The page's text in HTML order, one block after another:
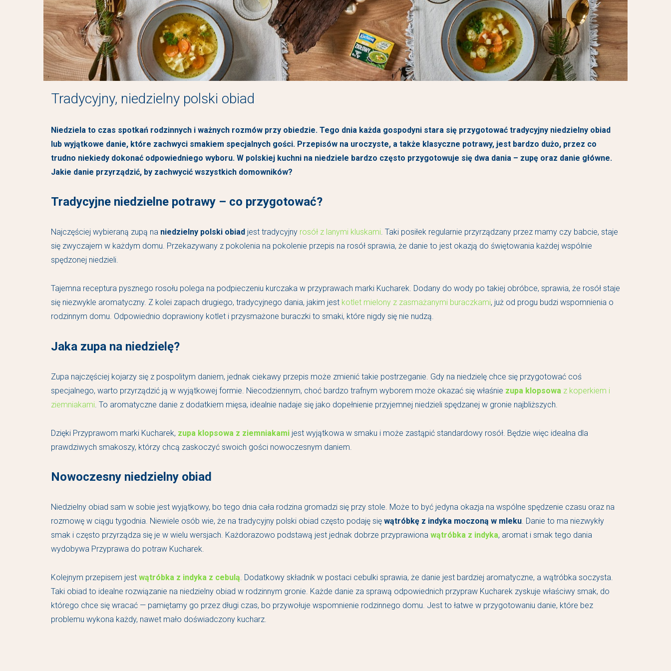
Tradycyjny, niedzielny polski obiad
Niedziela to czas spotkań rodzinnych i ważnych rozmów przy obiedzie. Tego dnia każda gospodyni stara się przygotować tradycyjny niedzielny obiad
lub wyjątkowe danie, które zachwyci smakiem specjalnych gości. Przepisów na uroczyste, a także klasyczne potrawy, jest bardzo dużo, przez co
trudno niekiedy dokonać odpowiedniego wyboru. W polskiej kuchni na niedziele bardzo często przygotowuje się dwa dania – zupę oraz danie główne.
Jakie danie przyrządzić, by zachwycić wszystkich domowników?
Tradycyjne niedzielne potrawy – co przygotować?
Najczęściej wybieraną zupą na niedzielny polski obiad jest tradycyjny rosół z lanymi kluskami. Taki posiłek regularnie przyrządzany przez mamy czy babcie, staje
się zwyczajem w każdym domu. Przekazywany z pokolenia na pokolenie przepis na rosół sprawia, że danie to jest okazją do świętowania każdej wspólnie
spędzonej niedzieli.
Tajemna receptura pysznego rosołu polega na podpieczeniu kurczaka w przyprawach marki Kucharek. Dodany do wody po takiej obróbce, sprawia, że rosół staje
się niezwykle aromatyczny. Z kolei zapach drugiego, tradycyjnego dania, jakim jest kotlet mielony z zasmażanymi buraczkami, już od progu budzi wspomnienia o
rodzinnym domu. Odpowiednio doprawiony kotlet i przysmażone buraczki to smaki, które nigdy się nie nudzą.
Jaka zupa na niedzielę?
Zupa najczęściej kojarzy się z pospolitym daniem, jednak ciekawy przepis może zmienić takie postrzeganie. Gdy na niedzielę chce się przygotować coś
specjalnego, warto przyrządzić ją w wyjątkowej formie. Niecodziennym, choć bardzo trafnym wyborem może okazać się właśnie zupa klopsowa z koperkiem i
ziemniakami. To aromatyczne danie z dodatkiem mięsa, idealnie nadaje się jako dopełnienie przyjemnej niedzieli spędzanej w gronie najbliższych.
Dzięki Przyprawom marki Kucharek, zupa klopsowa z ziemniakami jest wyjątkowa w smaku i może zastąpić standardowy rosół. Będzie więc idealna dla
prawdziwych smakoszy, którzy chcą zaskoczyć swoich gości nowoczesnym daniem.
Nowoczesny niedzielny obiad
Niedzielny obiad sam w sobie jest wyjątkowy, bo tego dnia cała rodzina gromadzi się przy stole. Może to być jedyna okazja na wspólne spędzenie czasu oraz na
rozmowę w ciągu tygodnia. Niewiele osób wie, że na tradycyjny polski obiad często podaję się wątróbkę z indyka moczoną w mleku. Danie to ma niezwykły
smak i często przyrządza się je w wielu wersjach. Każdorazowo podstawą jest jednak dobrze przyprawiona wątróbka z indyka, aromat i smak tego dania
wydobywa Przyprawa do potraw Kucharek.
Kolejnym przepisem jest wątróbka z indyka z cebulą. Dodatkowy składnik w postaci cebulki sprawia, że danie jest bardziej aromatyczne, a wątróbka soczysta.
Taki obiad to idealne rozwiązanie na niedzielny obiad w rodzinnym gronie. Każde danie za sprawą odpowiednich przypraw Kucharek zyskuje właściwy smak, do
którego chce się wracać — pamiętamy go przez długi czas, bo przywołuje wspomnienie rodzinnego domu. Jest to łatwe w przygotowaniu danie, które bez
problemu wykona każdy, nawet mało doświadczony kucharz.